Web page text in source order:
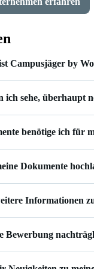
Campusjäger by
zu Workwise –
begleiten dich im
verwaltest du in
ich sehe, überhaupt
benötige ich für
Job ab, auf den
ausfüllst.
Dokumente
kannst
Informationen
von mammaly
Bewerbung